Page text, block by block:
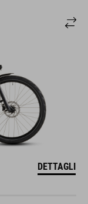
DETTAGLI